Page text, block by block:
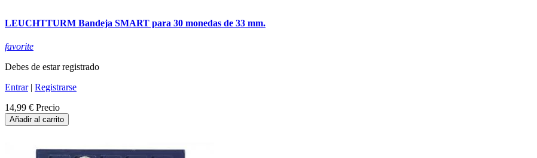
LEUCHTTURM Bandeja SMART para 30 monedas de 33 mm.
favorite
Debes de estar registrado
Entrar| Registrarse
14,99 € Precio
Añadir al carrito